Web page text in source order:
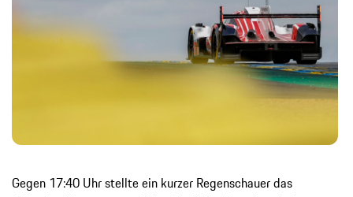
Gegen 17:40 Uhr stellte ein kurzer Regenschauer das